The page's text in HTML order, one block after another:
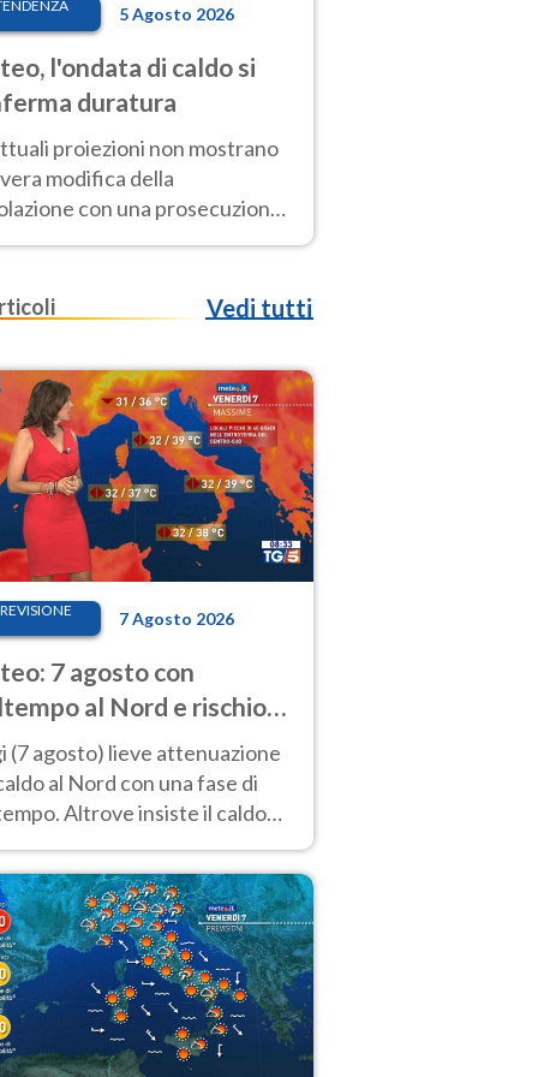
5 Agosto 2026
l'ondata di caldo si
duratura
proiezioni non mostrano
modifica della
con una prosecuzione
fuori scala per molti
Vedi tutti
7 Agosto 2026
7 agosto con
al Nord e rischio
Altrove caldo
(7 agosto) lieve attenuazione
al Nord con una fase di
Altrove insiste il caldo